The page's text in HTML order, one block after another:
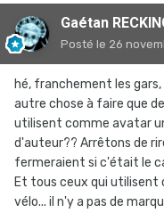
Gaétan
Posté le 26
hé, franchement les
autre chose à faire que
utilisent comme avatar
d'auteur?? Arrêtons de
fermeraient si c'était le
Et tous ceux qui utilisent
vélo... il n'y a pas de